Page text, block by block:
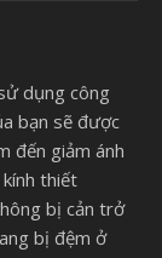
dụng công
bạn sẽ được
đến giảm ánh
thiết
bị cản trở
bị đệm ở